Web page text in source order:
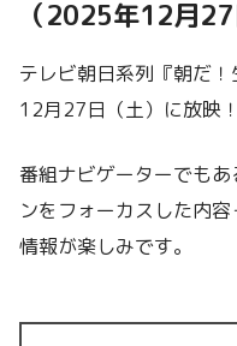
（2025年12月27
テレビ朝日系列『朝だ
12月27日（土）に放映！
番組ナビゲーターでもあ
ンをフォーカスした内
情報が楽しみです。